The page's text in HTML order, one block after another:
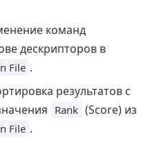
команд
дескрипторов в
File .
результатов с
Rank (Score) из
File .